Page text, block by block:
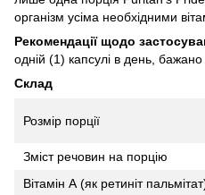
організм усіма необхідними
Рекомендації щодо
одній (1) капсулі в день, бажано
Склад
Розмір порції
Зміст речовин на порцію
Вітамін А (як ретиніт